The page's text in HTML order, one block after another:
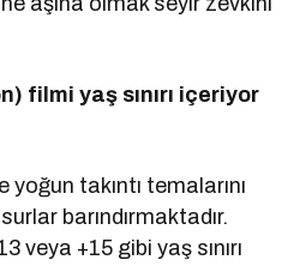
filmi yaş sınırı içeriyor
takıntı temalarını
barındırmaktadır.
veya +15 gibi yaş sınırı